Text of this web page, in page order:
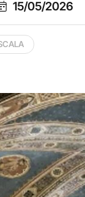
15/05/2026